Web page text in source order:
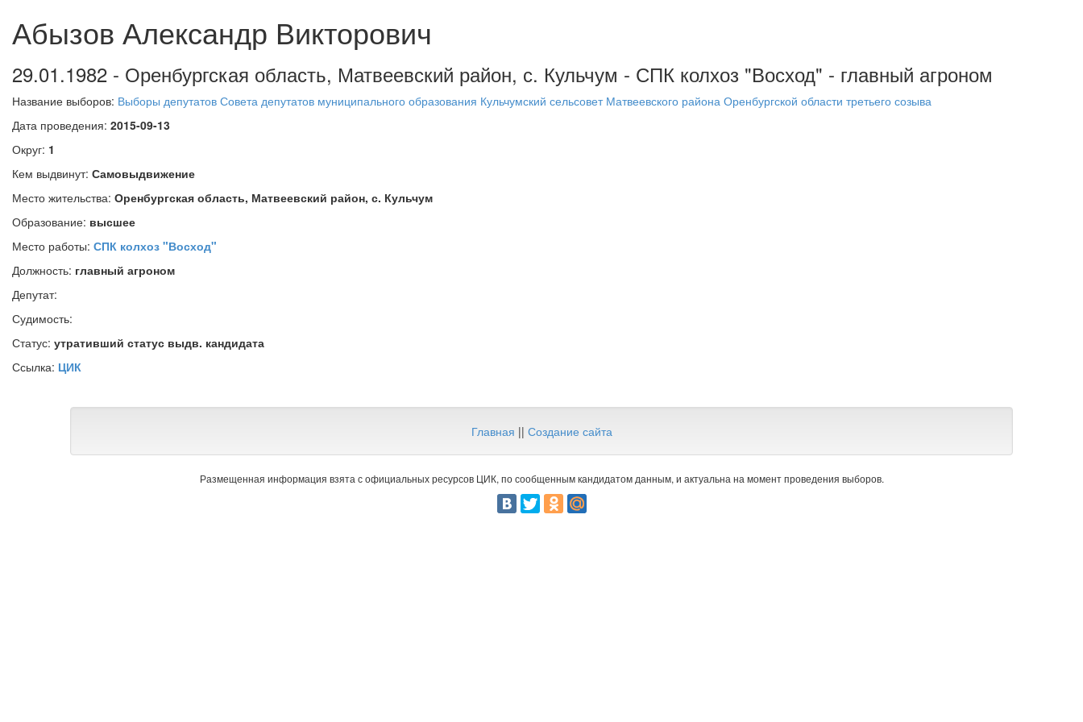
Абызов Александр Викторович
29.01.1982 - Оренбургская область, Матвеевский район, с. Кульчум - СПК колхоз "Восход" - главный агроном
Название выборов: Выборы депутатов Совета депутатов муниципального образования Кульчумский сельсовет Матвеевского района Оренбургской области третьего созыва
Дата проведения: 2015-09-13
Округ: 1
Кем выдвинут: Самовыдвижение
Место жительства: Оренбургская область, Матвеевский район, с. Кульчум
Образование: высшее
Место работы: СПК колхоз "Восход"
Должность: главный агроном
Депутат:
Судимость:
Статус: утративший статус выдв. кандидата
Ссылка: ЦИК
Главная || Создание сайта
Размещенная информация взята с официальных ресурсов ЦИК, по сообщенным кандидатом данным, и актуальна на момент проведения выборов.